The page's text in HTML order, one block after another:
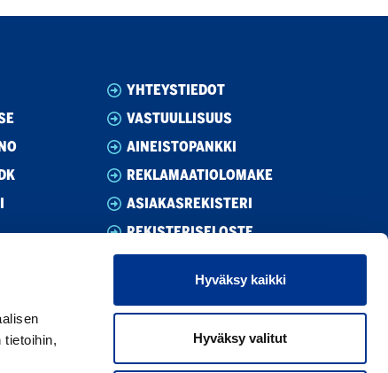
tietoihin,
Hyväksy kaikki
Hyväksy valitut
YHTEYSTIEDOT
VASTUULLISUUS
AINEISTOPANKKI
REKLAMAATIOLOMAKE
ASIAKASREKISTERI
REKISTERISELOSTE
EVÄSTEASETUKSET
YLEISET EHDOT
TEKNISET KAUPAN YLEISET
MYYNTIEHDOT
YLEISET TAKUUEHDOT 12 KK